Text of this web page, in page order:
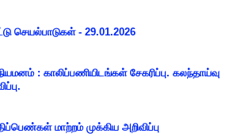
செயல்பாடுகள் - 29.01.2026
: காலிப்பணியிடங்கள் சேகரிப்பு. கலந்தாய்வு
மாற்றம் முக்கிய அறிவிப்பு